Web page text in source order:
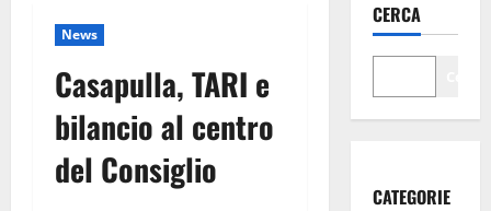
News
Casapulla, TARI e
bilancio al centro
del Consiglio
CERCA
CATEGORIE